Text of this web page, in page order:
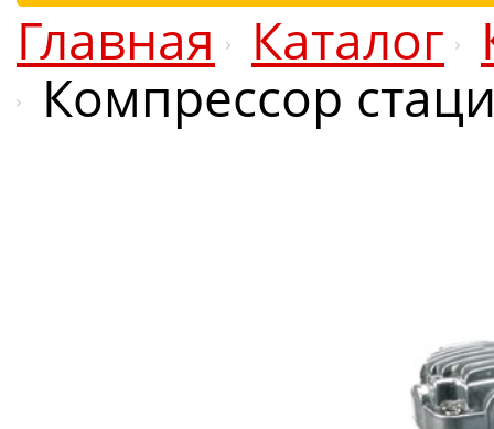
Главная Каталог
Компрессор